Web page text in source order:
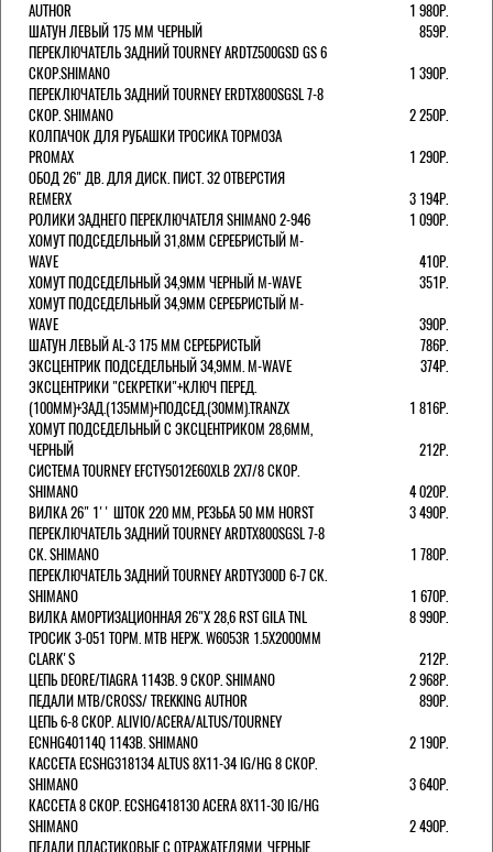
AUTHOR
1 980Р.
ШАТУН ЛЕВЫЙ 175 ММ ЧЕРНЫЙ
859Р.
ПЕРЕКЛЮЧАТЕЛЬ ЗАДНИЙ TOURNEY ARDTZ500GSD GS 6
СКОР.SHIMANO
1 390Р.
ПЕРЕКЛЮЧАТЕЛЬ ЗАДНИЙ TOURNEY ERDTX800SGSL 7-8
СКОР. SHIMANO
2 250Р.
КОЛПАЧОК ДЛЯ РУБАШКИ ТРОСИКА ТОРМОЗА
PROMAX
1 290Р.
ОБОД 26" ДВ. ДЛЯ ДИСК. ПИСТ. 32 ОТВЕРСТИЯ
REMERX
3 194Р.
РОЛИКИ ЗАДНЕГО ПЕРЕКЛЮЧАТЕЛЯ SHIMANO 2-946
1 090Р.
ХОМУТ ПОДСЕДЕЛЬНЫЙ 31,8ММ СЕРЕБРИСТЫЙ M-
WAVE
410Р.
ХОМУТ ПОДСЕДЕЛЬНЫЙ 34,9ММ ЧЕРНЫЙ M-WAVE
351Р.
ХОМУТ ПОДСЕДЕЛЬНЫЙ 34,9ММ СЕРЕБРИСТЫЙ M-
WAVE
390Р.
ШАТУН ЛЕВЫЙ AL-3 175 ММ СЕРЕБРИСТЫЙ
786Р.
ЭКСЦЕНТРИК ПОДСЕДЕЛЬНЫЙ 34,9ММ. M-WAVE
374Р.
ЭКСЦЕНТРИКИ "СЕКРЕТКИ"+КЛЮЧ ПЕРЕД.
(100ММ)+ЗАД.(135ММ)+ПОДСЕД.(30ММ).TRANZX
1 816Р.
ХОМУТ ПОДСЕДЕЛЬНЫЙ С ЭКСЦЕНТРИКОМ 28,6ММ,
ЧЕРНЫЙ
212Р.
СИСТЕМА TOURNEY EFCTY5012E60XLB 2X7/8 СКОР.
SHIMANO
4 020Р.
ВИЛКА 26" 1'' ШТОК 220 ММ, РЕЗЬБА 50 ММ HORST
3 490Р.
ПЕРЕКЛЮЧАТЕЛЬ ЗАДНИЙ TOURNEY ARDTX800SGSL 7-8
СК. SHIMANO
1 780Р.
ПЕРЕКЛЮЧАТЕЛЬ ЗАДНИЙ TOURNEY ARDTY300D 6-7 СК.
SHIMANO
1 670Р.
ВИЛКА АМОРТИЗАЦИОННАЯ 26"Х 28,6 RST GILA TNL
8 990Р.
ТРОСИК 3-051 ТОРМ. MTB НЕРЖ. W6053R 1.5Х2000ММ
СLARK'S
212Р.
ЦЕПЬ DEORE/TIAGRA 114ЗВ. 9 СКОР. SHIMANO
2 968Р.
ПЕДАЛИ MTB/CROSS/ TREKKING AUTHOR
890Р.
ЦЕПЬ 6-8 СКОР. ALIVIO/ACERA/ALTUS/TOURNEY
ECNHG40114Q 114ЗВ. SHIMANO
2 190Р.
КАССЕТА ECSHG318134 ALTUS 8Х11-34 IG/HG 8 СКОР.
SHIMANO
3 640Р.
КАССЕТА 8 СКОР. ECSHG418130 ACERA 8Х11-30 IG/HG
SHIMANO
2 490Р.
ПЕДАЛИ ПЛАСТИКОВЫЕ С ОТРАЖАТЕЛЯМИ, ЧЕРНЫЕ.